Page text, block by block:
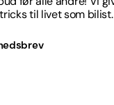
til livet som bilist.